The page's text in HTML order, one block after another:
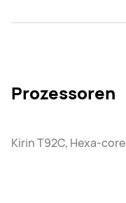
Prozessoren
Kirin T92C, Hexa-core